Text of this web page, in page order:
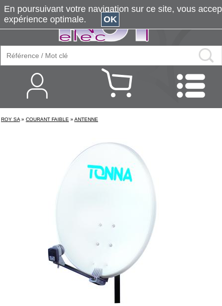
ROY SA » COURANT FAIBLE » ANTENNE
En poursuivant votre navigation sur ce site, vous
expérience optimale.
OK